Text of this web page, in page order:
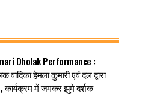
Dholak Performance :
वादिका हेमला कुमारी एवं दल द्वारा
, कार्यक्रम में जमकर झुमे दर्शक